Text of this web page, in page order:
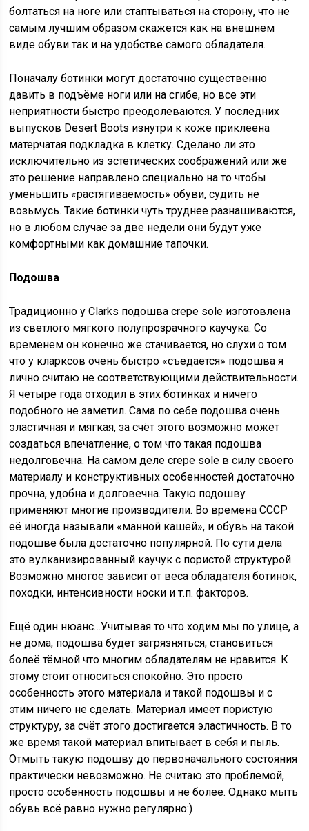
болтаться на ноге или стаптываться на сторону, что не
самым лучшим образом скажется как на внешнем
виде обуви так и на удобстве самого обладателя.
Поначалу ботинки могут достаточно существенно
давить в подъёме ноги или на сгибе, но все эти
неприятности быстро преодолеваются. У последних
выпусков Desert Boots изнутри к коже приклеена
матерчатая подкладка в клетку. Сделано ли это
исключительно из эстетических соображений или же
это решение направлено специально на то чтобы
уменьшить «растягиваемость» обуви, судить не
возьмусь. Такие ботинки чуть труднее разнашиваются,
но в любом случае за две недели они будут уже
комфортными как домашние тапочки.
Подошва
Традиционно у Clarks подошва crepe sole изготовлена
из светлого мягкого полупрозрачного каучука. Со
временем он конечно же стачивается, но слухи о том
что у кларксов очень быстро «съедается» подошва я
лично считаю не соответствующими действительности.
Я четыре года отходил в этих ботинках и ничего
подобного не заметил. Сама по себе подошва очень
эластичная и мягкая, за счёт этого возможно может
создаться впечатление, о том что такая подошва
недолговечна. На самом деле crepe sole в силу своего
материалу и конструктивных особенностей достаточно
прочна, удобна и долговечна. Такую подошву
применяют многие производители. Во времена СССР
её иногда называли «манной кашей», и обувь на такой
подошве была достаточно популярной. По сути дела
это вулканизированный каучук с пористой структурой.
Возможно многое зависит от веса обладателя ботинок,
походки, интенсивности носки и т.п. факторов.
Ещё один нюанс…Учитывая то что ходим мы по улице, а
не дома, подошва будет загрязняться, становиться
болеё тёмной что многим обладателям не нравится. К
этому стоит относиться спокойно. Это просто
особенность этого материала и такой подошвы и с
этим ничего не сделать. Материал имеет пористую
структуру, за счёт этого достигается эластичность. В то
же время такой материал впитывает в себя и пыль.
Отмыть такую подошву до первоначального состояния
практически невозможно. Не считаю это проблемой,
просто особенность подошвы и не более. Однако мыть
обувь всё равно нужно регулярно:)